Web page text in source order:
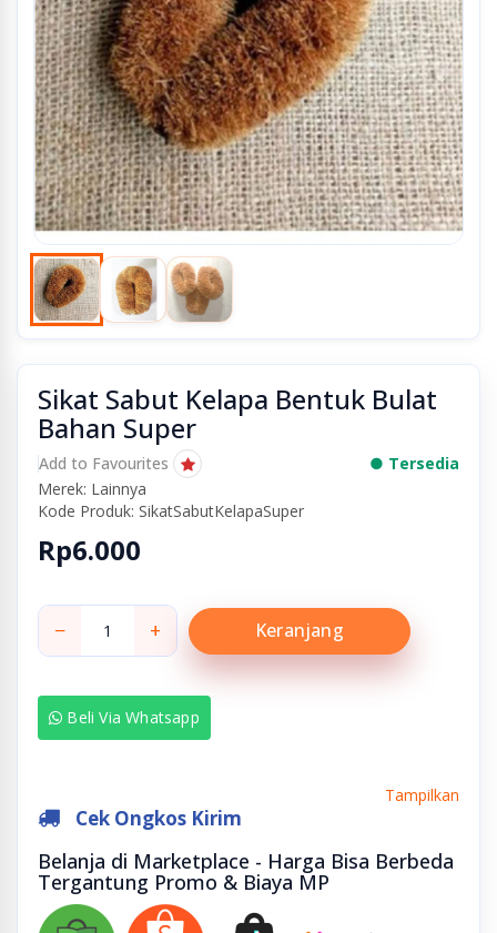
Sikat Sabut Kelapa Bentuk Bulat
Bahan Super
Add to Favourites
● Tersedia
Merek: Lainnya
Kode Produk: SikatSabutKelapaSuper
Rp6.000
− + Keranjang
Beli Via Whatsapp
Cek Ongkos Kirim
Tampilkan
Belanja di Marketplace - Harga Bisa Berbeda
Tergantung Promo & Biaya MP